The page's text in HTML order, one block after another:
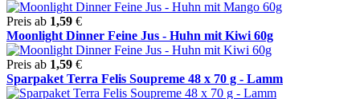
Preis ab 1,59 €
Moonlight Dinner Feine Jus - Huhn mit Kiwi 60g
Preis ab 1,59 €
Sparpaket Terra Felis Soupreme 48 x 70 g - Lamm